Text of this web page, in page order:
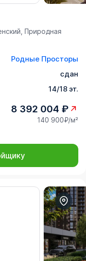
Природная
Родные Просторы
сдан
14/18 эт.
8 392 004 ₽
140 900₽/м²